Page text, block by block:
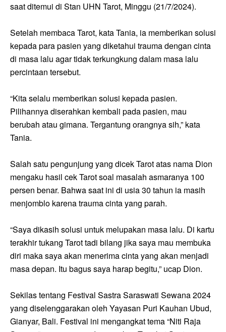
saat ditemui di Stan UHN Tarot, Minggu (21/7/2024).
Setelah membaca Tarot, kata Tania, ia memberikan solusi
kepada para pasien yang diketahui trauma dengan cinta
di masa lalu agar tidak terkungkung dalam masa lalu
percintaan tersebut.
“Kita selalu memberikan solusi kepada pasien.
Pilihannya diserahkan kembali pada pasien, mau
berubah atau gimana. Tergantung orangnya sih,” kata
Tania.
Salah satu pengunjung yang dicek Tarot atas nama Dion
mengaku hasil cek Tarot soal masalah asmaranya 100
persen benar. Bahwa saat ini di usia 30 tahun ia masih
menjomblo karena trauma cinta yang parah.
“Saya dikasih solusi untuk melupakan masa lalu. Di kartu
terakhir tukang Tarot tadi bilang jika saya mau membuka
diri maka saya akan menerima cinta yang akan menjadi
masa depan. Itu bagus saya harap begitu,” ucap Dion.
Sekilas tentang Festival Sastra Saraswati Sewana 2024
yang diselenggarakan oleh Yayasan Puri Kauhan Ubud,
Gianyar, Bali. Festival ini mengangkat tema “Niti Raja